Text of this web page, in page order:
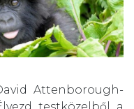
Attenborough-